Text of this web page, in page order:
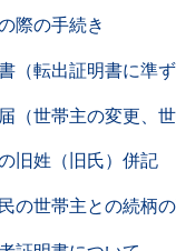
際の手続き
（転出証明書に準
（世帯主の変更、
旧姓（旧氏）併記
の世帯主との続柄